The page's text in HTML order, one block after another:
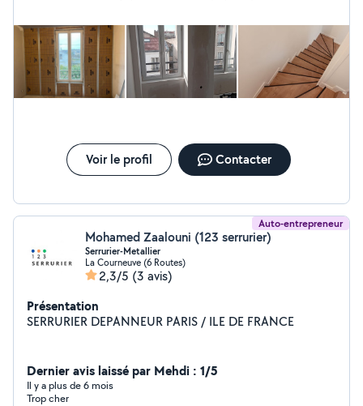
Voir le profil Contacter
Auto-entrepreneur
Mohamed Zaalouni (123 serrurier)
Serrurier-Metallier
La Courneuve (6 Routes)
2,3/5 (3 avis)
Présentation
SERRURIER DEPANNEUR PARIS / ILE DE FRANCE
Dernier avis laissé par Mehdi : 1/5
Il y a plus de 6 mois
Trop cher